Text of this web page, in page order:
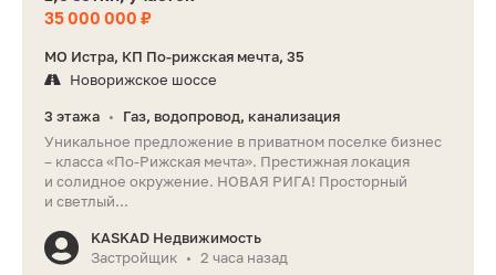
35 000 000 ₽
МО Истра, КП По-рижская мечта, 35
Новорижское шоссе
3 этажа •
Газ, водопровод, канализация
Уникальное предложение в приватном поселке бизнес
– класса «По-Рижская мечта». Престижная локация
и солидное окружение. НОВАЯ РИГА! Просторный
и светлый...
KASKAD Недвижимость
Застройщик • 2 часа назад